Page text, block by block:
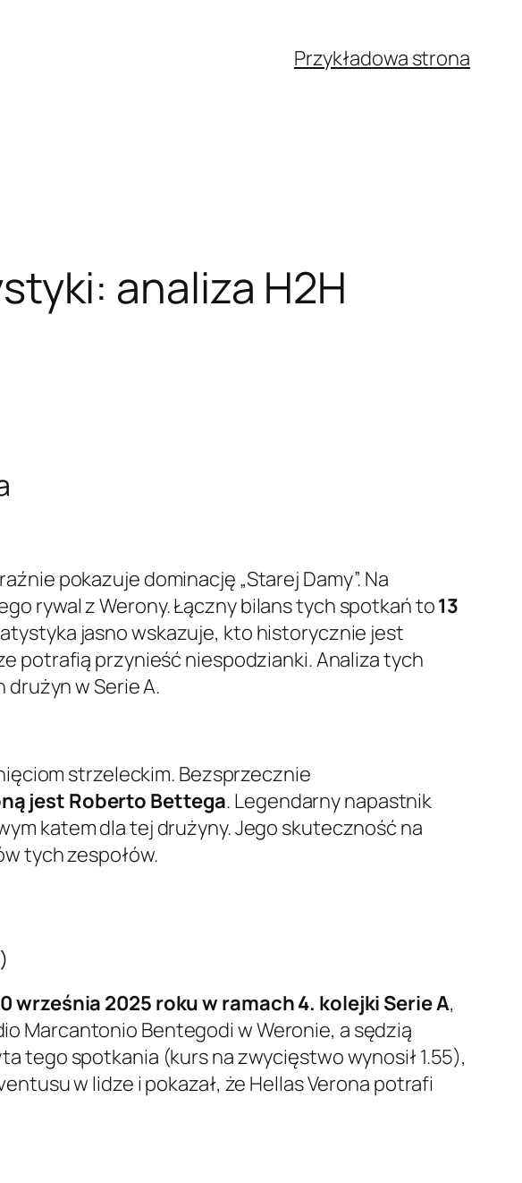
Przykładowa strona
analiza H2H
pokazuje dominację „Starej Damy”. Na
rywal z Werony. Łączny bilans tych spotkań to13
jasno wskazuje, kto historycznie jest
potrafią przynieść niespodzianki. Analiza tych
w Serie A.
strzeleckim. Bezsprzecznie
jest Roberto Bettega. Legendarny napastnik
katem dla tej drużyny. Jego skuteczność na
tych zespołów.
września 2025 roku w ramach 4. kolejki Serie A,
Marcantonio Bentegodi w Weronie, a sędzią
tego spotkania (kurs na zwycięstwo wynosił 1.55),
w lidze i pokazał, że Hellas Verona potrafi